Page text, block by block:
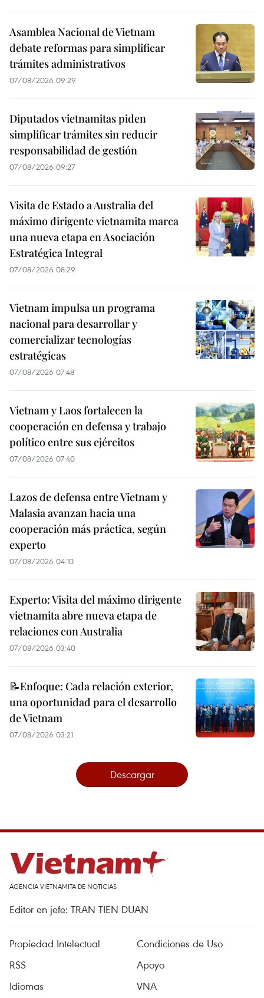
Asamblea Nacional de Vietnam
debate reformas para simplificar
trámites administrativos
07/08/2026 09:29
Diputados vietnamitas piden
simplificar trámites sin reducir
responsabilidad de gestión
07/08/2026 09:27
Visita de Estado a Australia del
máximo dirigente vietnamita marca
una nueva etapa en Asociación
Estratégica Integral
07/08/2026 08:29
Vietnam impulsa un programa
nacional para desarrollar y
comercializar tecnologías
estratégicas
07/08/2026 07:48
Vietnam y Laos fortalecen la
cooperación en defensa y trabajo
político entre sus ejércitos
07/08/2026 07:40
Lazos de defensa entre Vietnam y
Malasia avanzan hacia una
cooperación más práctica, según
experto
07/08/2026 04:10
Experto: Visita del máximo dirigente
vietnamita abre nueva etapa de
relaciones con Australia
07/08/2026 03:40
📝Enfoque: Cada relación exterior,
una oportunidad para el desarrollo
de Vietnam
07/08/2026 03:21
Descargar
AGENCIA VIETNAMITA DE NOTICIAS
Editor en jefe: TRAN TIEN DUAN
Propiedad Intelectual
Condiciones de Uso
RSS
Apoyo
Idiomas
VNA